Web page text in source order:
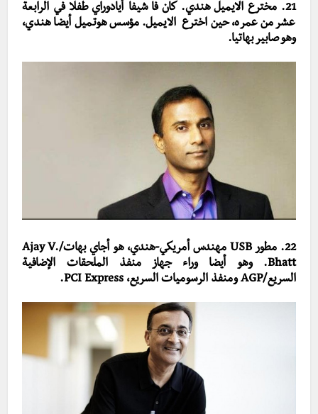
21. مخترع الايميل هندي. كان فا شيفا أيادوراي طفلا في الرابعة
عشر من عمره، حين اخترع الايميل. مؤسس هوتميل أيضا هندي،
وهو صابير بهاتيا.
22. مطور USB مهندس أمريكي-هندي، هو أجاي بهات/Ajay V.
Bhatt. وهو أيضا وراء جهاز منفذ الملحقات الإضافية
السريع/AGP ومنفذ الرسوميات السريع، PCI Express.